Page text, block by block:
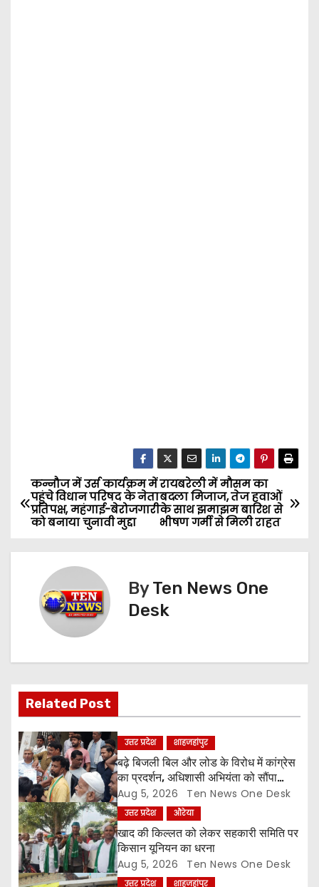
P
o
s
g
a
t
i
o
n
रायबरेली में मौसम का
बदला मिजाज, तेज हवाओं
के साथ झमाझम बारिश से
भीषण गर्मी से मिली राहत
कन्नौज में उर्स कार्यक्रम में
पहुंचे विधान परिषद के नेता
प्रतिपक्ष, महंगाई-बेरोजगारी
को बनाया चुनावी मुद्दा
ByTen News One
Desk
Related Post
उत्तर प्रदेश शाहजहांपुर
बढ़े बिजली बिल और लोड के विरोध में कांग्रेस
का प्रदर्शन, अधिशासी अभियंता को सौंपा
ज्ञापन
Aug 5, 2026 Ten News One Desk
उत्तर प्रदेश औरेया
खाद की किल्लत को लेकर सहकारी समिति पर
किसान यूनियन का धरना
Aug 5, 2026 Ten News One Desk
उत्तर प्रदेश शाहजहांपुर